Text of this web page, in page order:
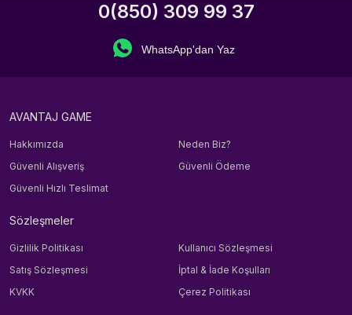
0(850) 309 99 37
WhatsApp'dan Yaz
AVANTAJ GAME
Hakkımızda
Neden Biz?
Güvenli Alışveriş
Güvenli Ödeme
Güvenli Hızlı Teslimat
Sözleşmeler
Gizlilik Politikası
Kullanıcı Sözleşmesi
Satış Sözleşmesi
İptal & İade Koşulları
KVKK
Çerez Politikası